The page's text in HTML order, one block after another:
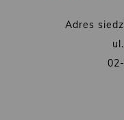
Adres